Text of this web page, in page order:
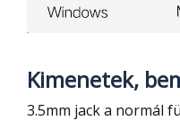
Kimenetek,
3.5mm jack a normál